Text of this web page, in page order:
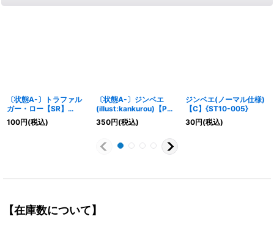
〔状態A-〕トラファル
ガー・ロー【SR】
{OP05-069}
100円(税込)
〔状態A-〕ジンベエ
(illust:kankurou)【P】
{P-030}
350円(税込)
ジンベエ(ノーマル仕様)
【C】{ST10-005}
30円(税込)
【在庫数について】